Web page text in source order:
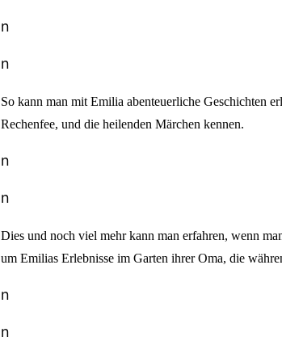
n
n
So kann man mit Emilia abenteuerliche Geschichten
Rechenfee, und die heilenden Märchen kennen.
n
n
Dies und noch viel mehr kann man erfahren, wenn
um Emilias Erlebnisse im Garten ihrer Oma, die
n
n